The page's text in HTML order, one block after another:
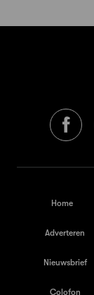
Home
Adverteren
Nieuwsbrief
Colofon